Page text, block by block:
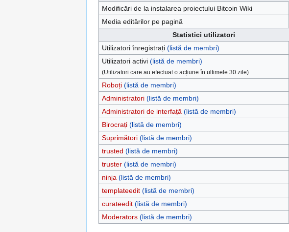
Modificări de la instalarea proiectului Bitcoin Wiki
Media editărilor pe pagină
Statistici utilizatori
Utilizatori înregistrați (listă de membri)
Utilizatori activi (listă de membri)
(Utilizatori care au efectuat o acțiune în ultimele 30 zile)
Roboți (listă de membri)
Administratori (listă de membri)
Administratori de interfață (listă de membri)
Birocrați (listă de membri)
Suprimători (listă de membri)
trusted (listă de membri)
truster (listă de membri)
ninja (listă de membri)
templateedit (listă de membri)
curateedit (listă de membri)
Moderators (listă de membri)